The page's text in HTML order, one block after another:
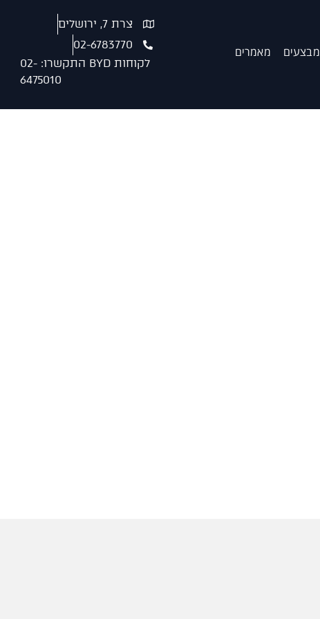
מבצעים
מאמרים
צרת 7, ירושלים
02-6783770
לקוחות BYD התקשרו: 02-
6475010